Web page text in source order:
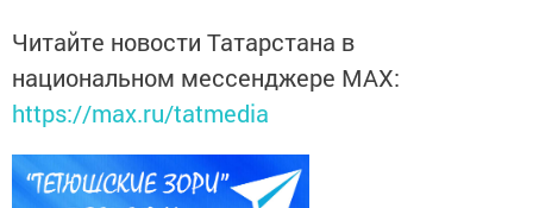
Читайте новости Татарстана в
национальном мессенджере MАХ:
https://max.ru/tatmedia